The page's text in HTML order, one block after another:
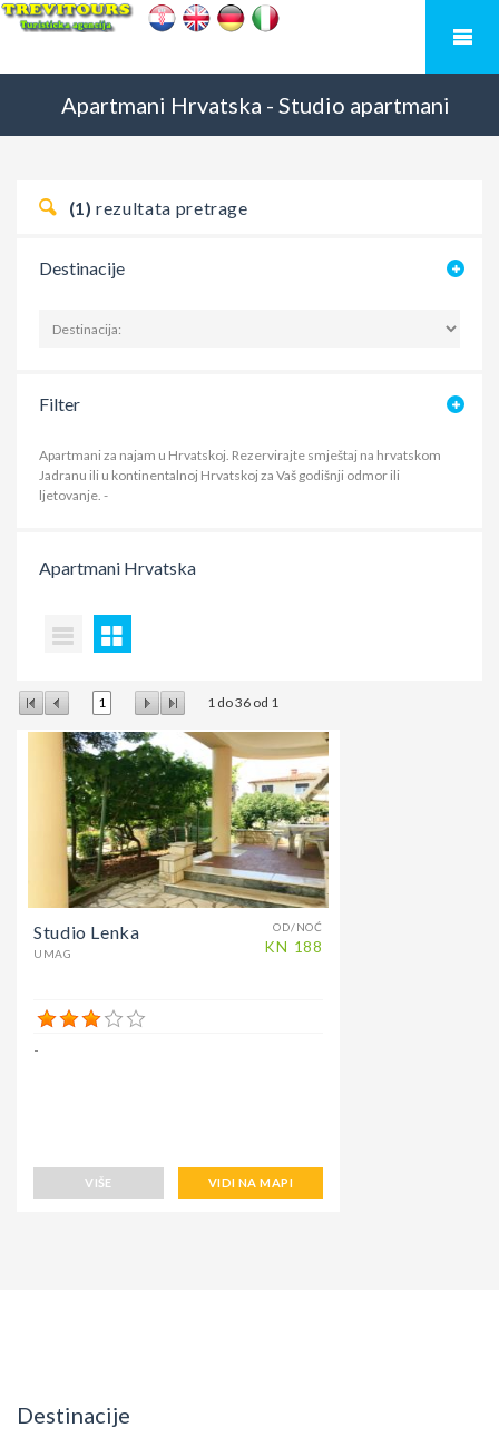
Apartmani Hrvatska - Studio apartmani
(1) rezultata pretrage
Destinacije
Filter
Apartmani za najam u Hrvatskoj. Rezervirajte smještaj na hrvatskom
Jadranu ili u kontinentalnoj Hrvatskoj za Vaš godišnji odmor ili
ljetovanje. -
Apartmani Hrvatska
1 1 do36 od 1
OD/NOĆ
KN 188
Studio Lenka
UMAG
-
VIŠE VIDI NA MAPI
Destinacije